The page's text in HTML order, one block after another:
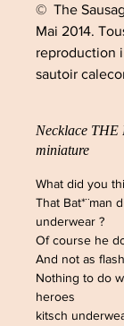
© The
Mai 2014.
reproduction
sautoir
Necklace THE
miniature
What did you
That Bat*¨man
underwear ?
Of course he
And not as
Nothing to do
heroes
kitsch